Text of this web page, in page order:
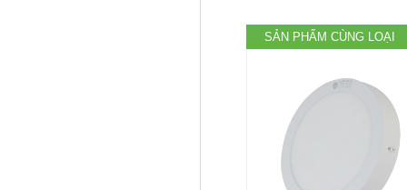
SẢN PHẨM CÙNG LOẠI